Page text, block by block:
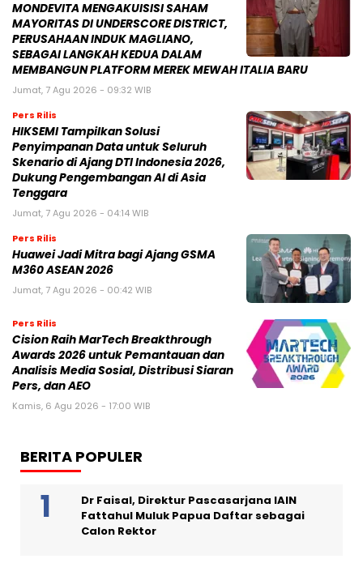
MONDEVITA MENGAKUISISI SAHAM
MAYORITAS DI UNDERSCORE DISTRICT,
PERUSAHAAN INDUK MAGLIANO,
SEBAGAI LANGKAH KEDUA DALAM
MEMBANGUN PLATFORM MEREK MEWAH ITALIA BARU
Jumat, 7 Agu 2026 - 09:32 WIB
Pers Rilis
HIKSEMI Tampilkan Solusi
Penyimpanan Data untuk Seluruh
Skenario di Ajang DTI Indonesia 2026,
Dukung Pengembangan AI di Asia
Tenggara
Jumat, 7 Agu 2026 - 04:14 WIB
Pers Rilis
Huawei Jadi Mitra bagi Ajang GSMA
M360 ASEAN 2026
Jumat, 7 Agu 2026 - 00:42 WIB
Pers Rilis
Cision Raih MarTech Breakthrough
Awards 2026 untuk Pemantauan dan
Analisis Media Sosial, Distribusi Siaran
Pers, dan AEO
Kamis, 6 Agu 2026 - 17:00 WIB
BERITA POPULER
Dr Faisal, Direktur Pascasarjana IAIN
Fattahul Muluk Papua Daftar sebagai
Calon Rektor